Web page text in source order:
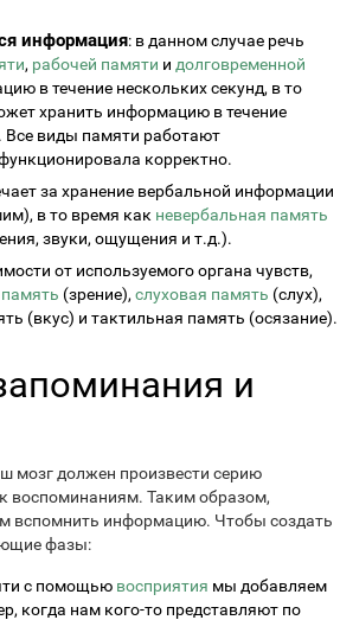
информация: в данном случае речь
, рабочей памяти и долговременной
в течение нескольких секунд, в то
хранить информацию в течение
Все виды памяти работают
корректно.
за хранение вербальной информации
в то время как невербальная память
звуки, ощущения и т.д.).
от используемого органа чувств,
(зрение), слуховая память (слух),
(вкус) и тактильная память (осязание).
и
мозг должен произвести серию
воспоминаниям. Таким образом,
вспомнить информацию. Чтобы создать
фазы:
с помощью восприятия мы добавляем
когда нам кого-то представляют по